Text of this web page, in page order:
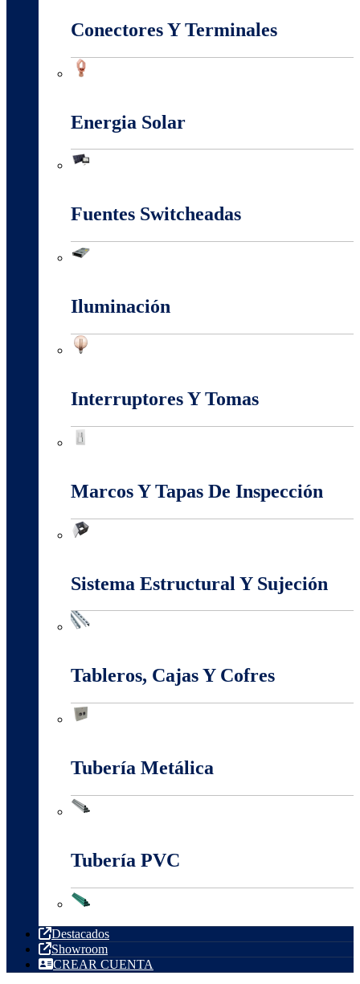
Conectores Y Terminales
Energia Solar
Fuentes Switcheadas
Iluminación
Interruptores Y Tomas
Marcos Y Tapas De Inspección
Sistema Estructural Y Sujeción
Tableros, Cajas Y Cofres
Tubería Metálica
Tubería PVC
Destacados
Showroom
CREAR CUENTA